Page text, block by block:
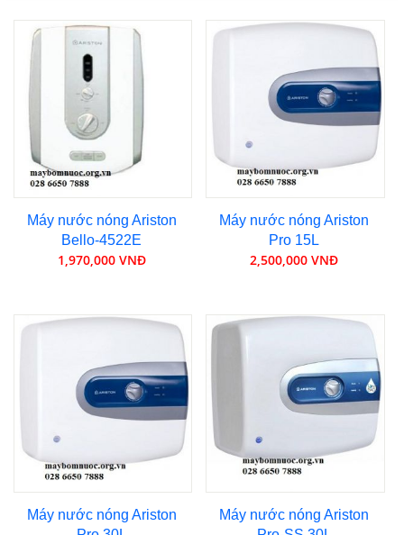
Máy nước nóng Ariston
Bello-4522E
1,970,000 VNĐ
Máy nước nóng Ariston
Pro 15L
2,500,000 VNĐ
Máy nước nóng Ariston
Máy nước nóng Ariston